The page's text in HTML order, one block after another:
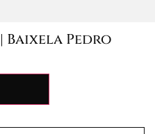
Baixela Pedro